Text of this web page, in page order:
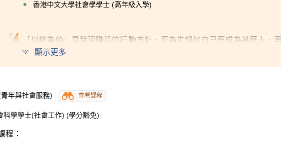
香港中文大學社會學學士 (高年級入學)
「以終為始」是我現階段的行動方針，意為先想好自己要成為甚麼人，
我已準備好應對副學士兩年的新挑戰。與大部分同學不同的是，我並不
顯示更多
年與社會服務)
查看課程
科學學士(社會工作) (學分豁免)
程：